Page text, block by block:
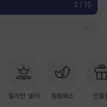
2 / 15
밀리언 셀러 점핑패스 선물